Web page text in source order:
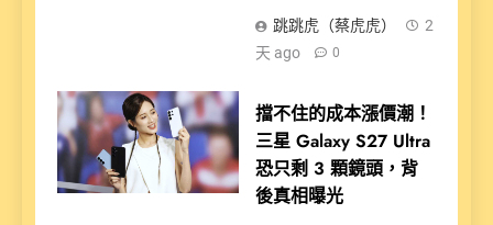
跳跳虎（蔡虎虎）
2
天 ago
0
擋不住的成本漲價潮！
三星 Galaxy S27 Ultra
恐只剩 3 顆鏡頭，背
後真相曝光